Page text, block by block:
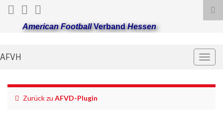
American FootballVerbandHessen
AFVH
Zurück zu AFVD-Plugin